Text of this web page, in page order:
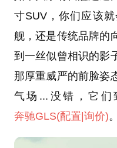
寸SUV，你们应该
舰，还是传统品牌的
到一丝似曾相识的影
那厚重威严的前脸姿
气场...没错，它们
奔驰GLS(配置 |询价)。